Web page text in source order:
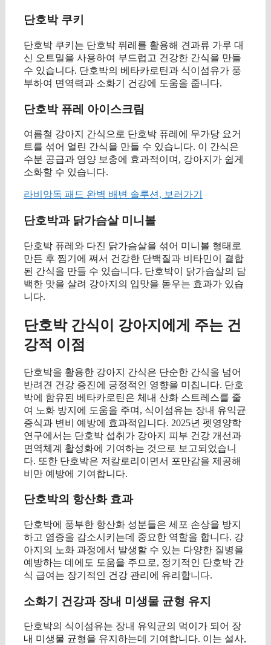
단호박 쿠키
단호박 쿠키는 단호박 퓌레를 활용해 견과류 가루 대
신 오트밀을 사용하여 부드럽고 건강한 간식을 만들
수 있습니다. 단호박의 베타카로틴과 식이섬유가 풍
부하여 면역력과 소화기 건강에 도움을 줍니다.
단호박 퓨레 아이스크림
여름철 강아지 간식으로 단호박 퓨레에 무가당 요거
트를 섞어 얼린 간식을 만들 수 있습니다. 이 간식은
수분 공급과 영양 보충에 효과적이며, 강아지가 쉽게
소화할 수 있습니다.
라비앙독 패드 완벽 배변 솔루션, 보러가기
단호박과 닭가슴살 미니볼
단호박 퓨레와 다진 닭가슴살을 섞어 미니볼 형태로
만든 후 찜기에 쪄서 건강한 단백질과 비타민이 결합
된 간식을 만들 수 있습니다. 단호박이 닭가슴살의 담
백한 맛을 살려 강아지의 입맛을 돋우는 효과가 있습
니다.
단호박 간식이 강아지에게 주는 건
강적 이점
단호박을 활용한 강아지 간식은 단순한 간식을 넘어
반려견 건강 증진에 긍정적인 영향을 미칩니다. 단호
박에 함유된 베타카로틴은 체내 산화 스트레스를 줄
여 노화 방지에 도움을 주며, 식이섬유는 장내 유익균
증식과 변비 예방에 효과적입니다. 2025년 펫영양학
연구에서는 단호박 섭취가 강아지 피부 건강 개선과
면역체계 활성화에 기여하는 것으로 보고되었습니
다. 또한 단호박은 저칼로리이면서 포만감을 제공해
비만 예방에 기여합니다.
단호박의 항산화 효과
단호박에 풍부한 항산화 성분들은 세포 손상을 방지
하고 염증을 감소시키는데 중요한 역할을 합니다. 강
아지의 노화 과정에서 발생할 수 있는 다양한 질병을
예방하는 데에도 도움을 주므로, 정기적인 단호박 간
식 급여는 장기적인 건강 관리에 유리합니다.
소화기 건강과 장내 미생물 균형 유지
단호박의 식이섬유는 장내 유익균의 먹이가 되어 장
내 미생물 균형을 유지하는데 기여합니다. 이는 설사,